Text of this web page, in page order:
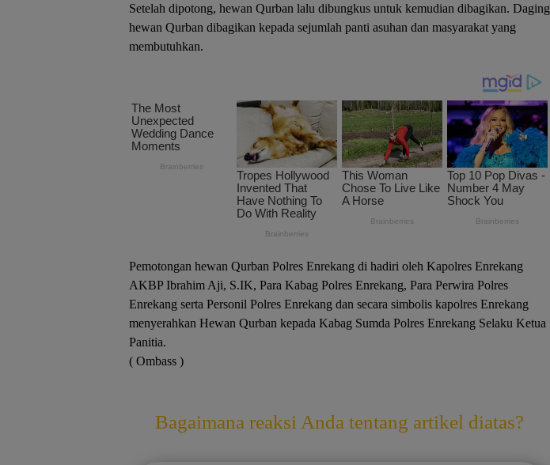
Setelah dipotong, hewan Qurban lalu dibungkus untuk kemudian dibagikan. Daging
hewan Qurban dibagikan kepada sejumlah panti asuhan dan masyarakat yang
membutuhkan.
Pemotongan hewan Qurban Polres Enrekang di hadiri oleh Kapolres Enrekang
AKBP Ibrahim Aji, S.IK, Para Kabag Polres Enrekang, Para Perwira Polres
Enrekang serta Personil Polres Enrekang dan secara simbolis kapolres Enrekang
menyerahkan Hewan Qurban kepada Kabag Sumda Polres Enrekang Selaku Ketua
Panitia.
( Ombass )
Bagaimana reaksi Anda tentang artikel diatas?